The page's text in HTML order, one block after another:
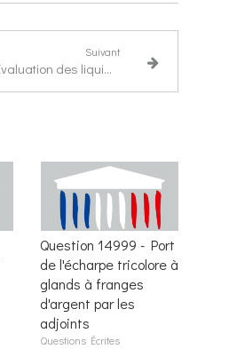
Suivant
Question 12358 - Évaluation des liquidations judiciaires
Question 14999 - Port
de l'écharpe tricolore à
glands à franges
d'argent par les
adjoints
Questions Écrites